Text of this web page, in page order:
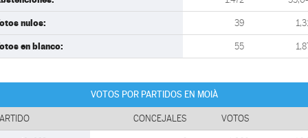
nulos: 39
en blanco: 55
VOTOS POR PARTIDOS EN MOIÀ
CONCEJALES VOTOS